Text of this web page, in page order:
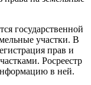
государственной
участки. В
прав и
Росреестр
в ней.